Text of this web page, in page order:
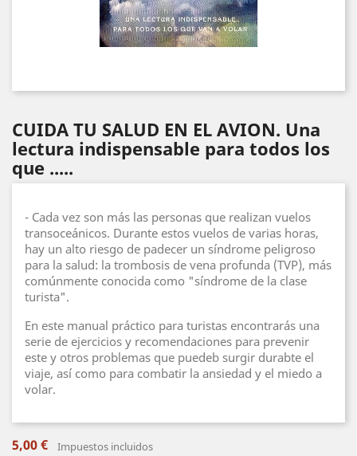
CUIDA TU SALUD EN EL AVION. Una
lectura indispensable para todos los
que .....
- Cada vez son más las personas que realizan vuelos
transoceánicos. Durante estos vuelos de varias horas,
hay un alto riesgo de padecer un síndrome peligroso
para la salud: la trombosis de vena profunda (TVP), más
comúnmente conocida como "síndrome de la clase
turista".
En este manual práctico para turistas encontrarás una
serie de ejercicios y recomendaciones para prevenir
este y otros problemas que puedeb surgir durabte el
viaje, así como para combatir la ansiedad y el miedo a
volar.
5,00 € Impuestos incluidos